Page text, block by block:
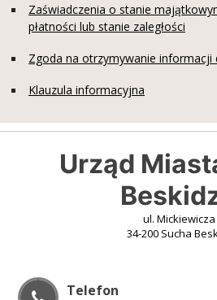
Zaświadczenia o stanie
płatności lub stanie zaległości
Zgoda na otrzymywanie informacji
Klauzula informacyjna
Urząd
ul. Mickiewicza
34-200 Sucha
Telefon